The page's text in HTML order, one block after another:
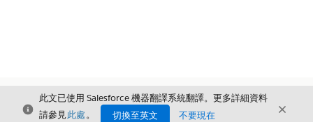
結束
此文已使用 Salesforce 機器翻譯系統翻譯。更多詳細資料
請參見此處。 切換至英文 不要現在 結束